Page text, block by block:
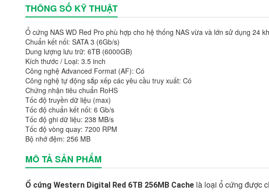
THÔNG SỐ KỸ THUẬT
Ổ cứng NAS WD Red Pro phù hợp cho hệ thống NAS vừa và lớn sử dụng 24
Chuẩn kết nối: SATA 3 (6Gb/s)
Dung lượng lưu trữ: 6TB (6000GB)
Kích thước / Loại: 3.5 inch
Công nghệ Advanced Format (AF): Có
Công nghệ tự động sắp xếp các yêu cầu truy xuất: Có
Chứng nhận tiêu chuẩn RoHS
Tốc độ truyền dữ liệu (max)
Tốc độ chuẩn kết nối: 6 Gb/s
Tốc độ ghi dữ liệu: 238 MB/s
Tốc độ vòng quay: 7200 RPM
Bộ nhớ đệm: 256 MB
MÔ TẢ SẢN PHẨM
Ổ cứng Western Digital Red 6TB 256MB Cache là loại ổ cứng được